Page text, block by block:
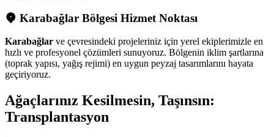
Karabağlar Bölgesi Hizmet Noktası
Karabağlar ve çevresindeki projeleriniz için yerel ekiplerimizle en
hızlı ve profesyonel çözümleri sunuyoruz. Bölgenin iklim şartlarına
(toprak yapısı, yağış rejimi) en uygun peyzaj tasarımlarını hayata
geçiriyoruz.
Ağaçlarınız Kesilmesin, Taşınsın:
Transplantasyon